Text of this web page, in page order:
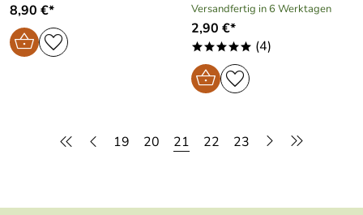
8,90 €* Versandfertig in 6 Werktagen
2,90 €*
***** (4)
19 20 21 22 23